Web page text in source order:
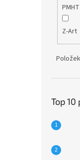
PMHT
Z-Art
Top